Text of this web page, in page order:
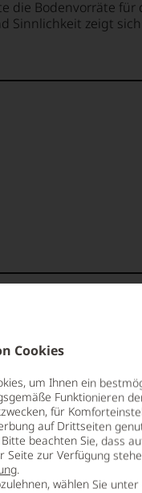
Cookies
um Ihnen ein
Funktionieren
für
auf Drittseiten
beachten Sie, dass
Seite zur Verfügung
.
wählen Sie
die Bodenvorräte für
Sinnlichkeit zeigt
13 % Vol.
2,3 g/L